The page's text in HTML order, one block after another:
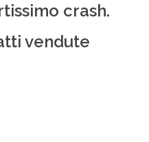
crash.
vendute